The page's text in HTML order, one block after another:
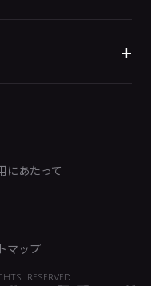
reserved.
にあたって
マップ